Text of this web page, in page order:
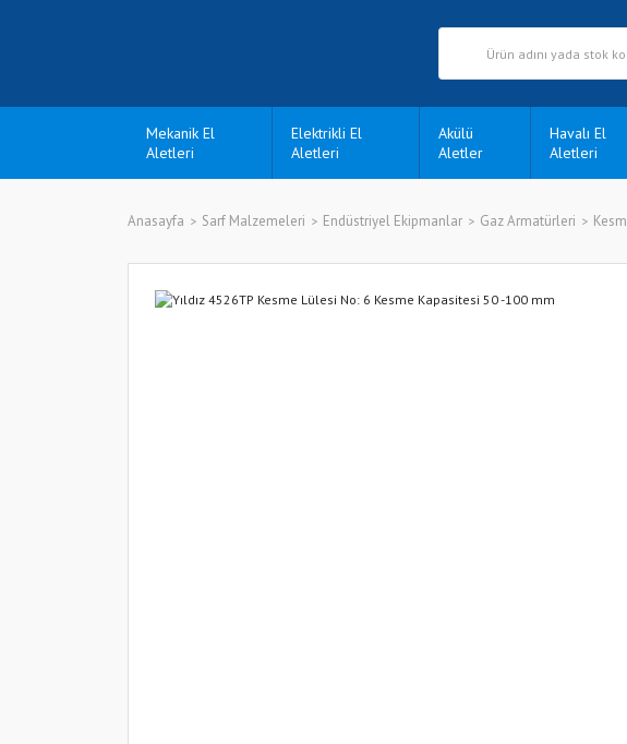
Mekanik El
Aletleri
Elektrikli El
Aletleri
Akülü
Aletler
Havalı El
Aletleri
Anasayfa Sarf Malzemeleri Endüstriyel Ekipmanlar Gaz Armatürleri